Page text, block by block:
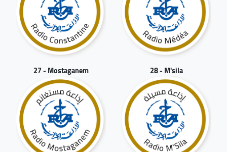
27 - Mostaganem 28 - M'sila